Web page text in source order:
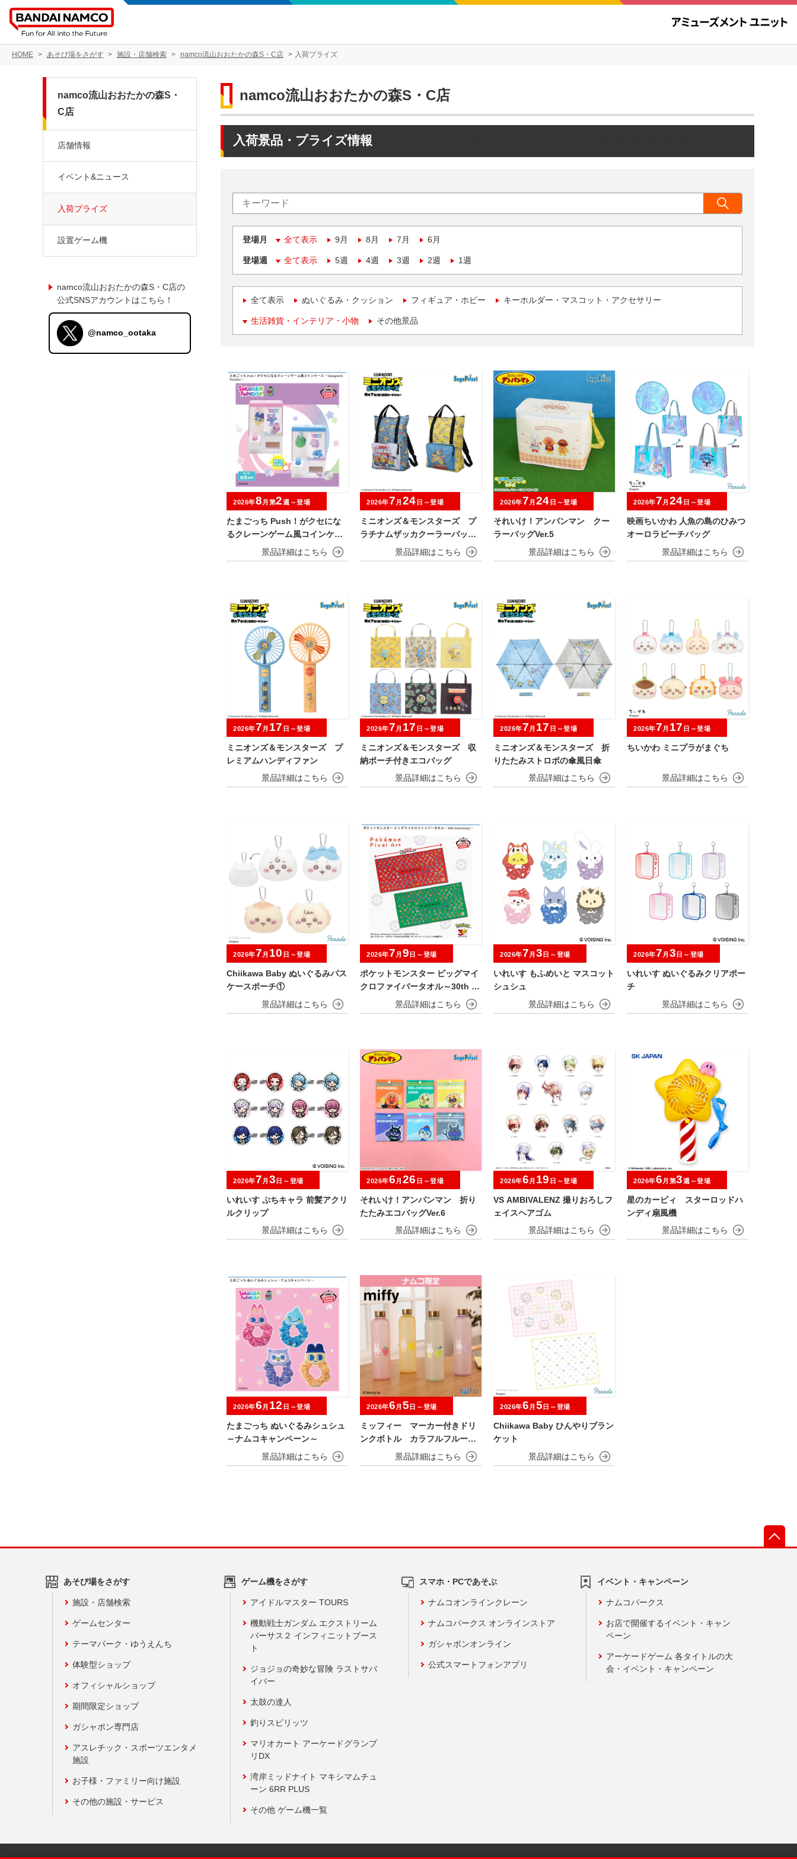
HOME あそび場をさがす 施設・店舗検索 namco流山おおたかの森S・C店 入荷プライズ
namco流山おおたかの森S・C店
入荷景品・プライズ情報
登場月 全て表示 9月 8月 7月 6月
登場週 全て表示 5週 4週 3週 2週 1週
全て表示 ぬいぐるみ・クッション フィギュア・ホビー キーホルダー・マスコット・アクセサリー
生活雑貨・インテリア・小物 その他景品
たまごっち Push！がクセにな
るクレーンゲーム風コインケー
ス～Tamagotchi Paradise～
2026年8 月第2週～登場
ミニオンズ＆モンスターズ プ
ラチナムザッカクーラーバック
2026年7 月 24 日～登場
それいけ！アンパンマン クー
ラーバッグVer.5
2026年7 月 24 日～登場
映画ちいかわ 人魚の島のひみつ
オーロラビーチバッグ
2026年7 月 24 日～登場
ミニオンズ＆モンスターズ プ
レミアムハンディファン
2026年7 月 17 日～登場
ミニオンズ＆モンスターズ 収
納ポーチ付きエコバッグ
2026年7 月 17 日～登場
ミニオンズ＆モンスターズ 折
りたたみストロボの傘風日傘
2026年7 月 17 日～登場
ちいかわ ミニプラがまぐち
2026年7 月 17 日～登場
Chiikawa Baby ぬいぐるみパス
ケースポーチ①
2026年7 月 10 日～登場
ポケットモンスター ビッグマイ
クロファイバータオル～30th A
nniversary～
2026年7 月 9 日～登場
いれいす もふめいと マスコット
シュシュ
2026年7 月 3 日～登場
いれいす ぬいぐるみクリアポー
チ
2026年7 月 3 日～登場
いれいす ぷちキャラ 前髪アクリ
ルクリップ
2026年7 月 3 日～登場
それいけ！アンパンマン 折り
たたみエコバッグVer.6
2026年6 月 26 日～登場
VS AMBIVALENZ 撮りおろしフ
ェイスヘアゴム
2026年6 月 19 日～登場
星のカービィ スターロッドハ
ンディ扇風機
2026年6 月第3週～登場
たまごっち ぬいぐるみシュシュ
～ナムコキャンペーン～
2026年6 月 12 日～登場
ミッフィー マーカー付きドリ
ンクボトル カラフルフルーツv
2026年6 月 5 日～登場
Chiikawa Baby ひんやりブラン
ケット
2026年6 月 5 日～登場
namco流山おおたかの森S・
C店
店舗情報
イベント&ニュース
入荷プライズ
設置ゲーム機
namco流山おおたかの森S・C店の
公式SNSアカウントはこちら！
@namco_ootaka
あそび場をさがす
施設・店舗検索
ゲームセンター
テーマパーク・ゆうえんち
体験型ショップ
オフィシャルショップ
期間限定ショップ
ガシャポン専門店
アスレチック・スポーツエンタメ
施設
お子様・ファミリー向け施設
その他の施設・サービス
ゲーム機をさがす
アイドルマスター TOURS
機動戦士ガンダム エクストリーム
バーサス２ インフィニットブース
ト
ジョジョの奇妙な冒険 ラストサバ
イバー
太鼓の達人
釣りスピリッツ
マリオカート アーケードグランプ
リDX
湾岸ミッドナイト マキシマムチュ
ーン 6RR PLUS
その他 ゲーム機一覧
スマホ・PCであそぶ
ナムコオンラインクレーン
ナムコパークス オンラインストア
ガシャポンオンライン
公式スマートフォンアプリ
イベント・キャンペーン
ナムコパークス
お店で開催するイベント・キャン
ペーン
アーケードゲーム 各タイトルの大
会・イベント・キャンペーン